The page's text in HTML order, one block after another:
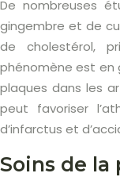
De nombreuses
gingembre et de
de cholestérol,
phénomène est en
plaques dans les
peut favoriser
d’infarctus et
Soins de la